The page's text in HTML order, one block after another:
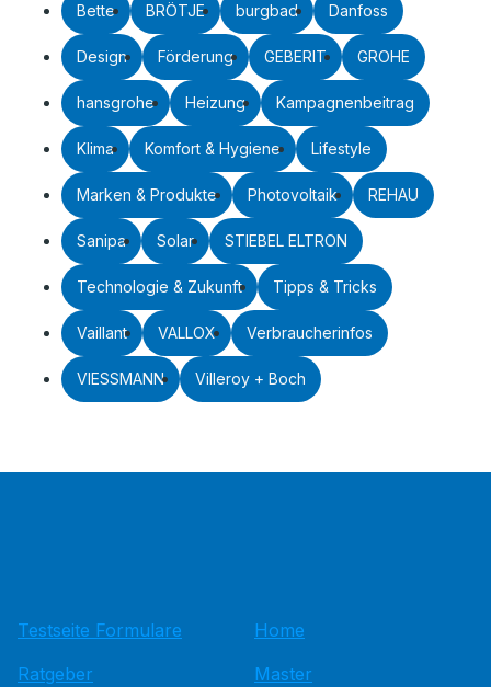
Bette BRÖTJE burgbad Danfoss
Design Förderung GEBERIT GROHE
hansgrohe Heizung Kampagnenbeitrag
Klima Komfort & Hygiene Lifestyle
Marken & Produkte Photovoltaik REHAU
Sanipa Solar STIEBEL ELTRON
Technologie & Zukunft Tipps & Tricks
Vaillant VALLOX Verbraucherinfos
VIESSMANN Villeroy + Boch
Testseite Formulare
Ratgeber
Home
Master